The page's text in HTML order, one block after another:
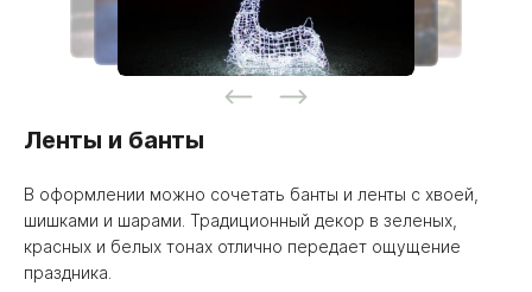
Ленты и банты
В оформлении можно сочетать банты и ленты с хвоей,
шишками и шарами. Традиционный декор в зеленых,
красных и белых тонах отлично передает ощущение
праздника.